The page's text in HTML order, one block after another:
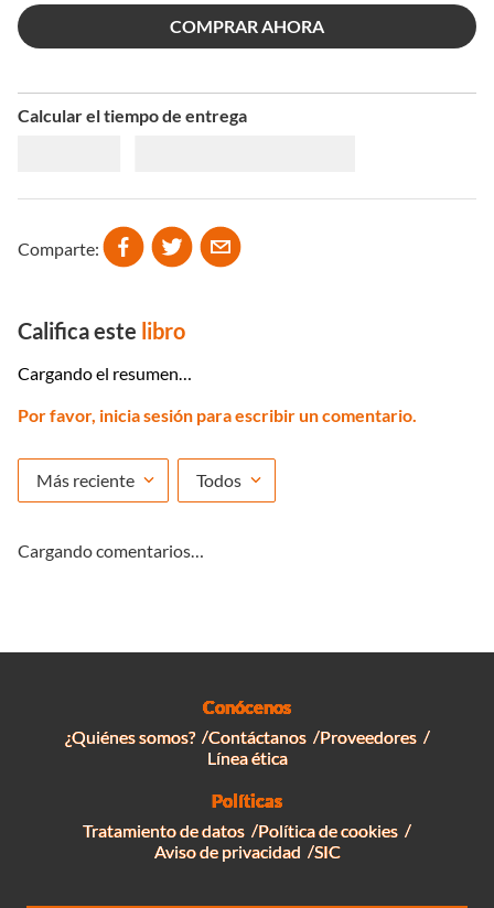
COMPRAR AHORA
Calcular el tiempo de entrega
Comparte
Califica este libro
Cargando el resumen…
Por favor, inicia sesión para escribir un comentario.
Más reciente Todos
Cargando comentarios…
Conócenos
¿Quiénes somos?
Contáctanos
Proveedores
Línea ética
Políticas
Tratamiento de datos
Política de cookies
Aviso de privacidad
SIC